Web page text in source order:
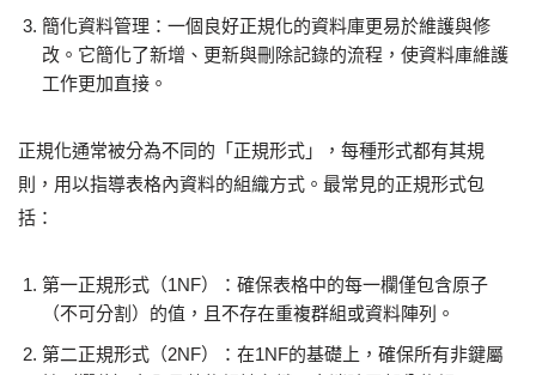
簡化資料管理：一個良好正規化的資料庫更易於維護與修
改。它簡化了新增、更新與刪除記錄的流程，使資料庫維護
工作更加直接。
正規化通常被分為不同的「正規形式」，每種形式都有其規
則，用以指導表格內資料的組織方式。最常見的正規形式包
括：
第一正規形式（1NF）：確保表格中的每一欄僅包含原子
（不可分割）的值，且不存在重複群組或資料陣列。
第二正規形式（2NF）：在1NF的基礎上，確保所有非鍵屬